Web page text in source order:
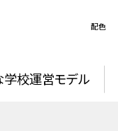
配色
学校運営モデル